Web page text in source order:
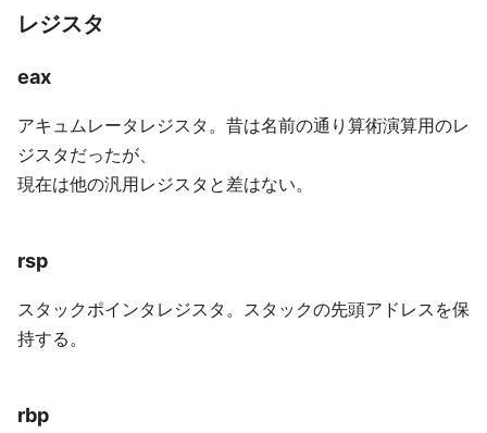
レジスタ
eax
アキュムレータレジスタ。昔は名前の通り算術演算用のレ
ジスタだったが、
現在は他の汎用レジスタと差はない。
rsp
スタックポインタレジスタ。スタックの先頭アドレスを保
持する。
rbp